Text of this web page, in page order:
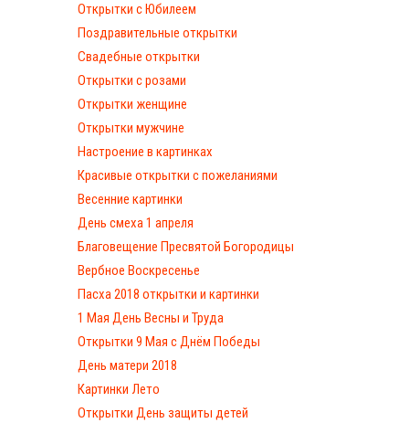
Открытки с Юбилеем
Поздравительные открытки
Свадебные открытки
Открытки с розами
Открытки женщине
Открытки мужчине
Настроение в картинках
Красивые открытки с пожеланиями
Весенние картинки
День смеха 1 апреля
Благовещение Пресвятой Богородицы
Вербное Воскресенье
Пасха 2018 открытки и картинки
1 Мая День Весны и Труда
Открытки 9 Мая с Днём Победы
День матери 2018
Картинки Лето
Открытки День защиты детей